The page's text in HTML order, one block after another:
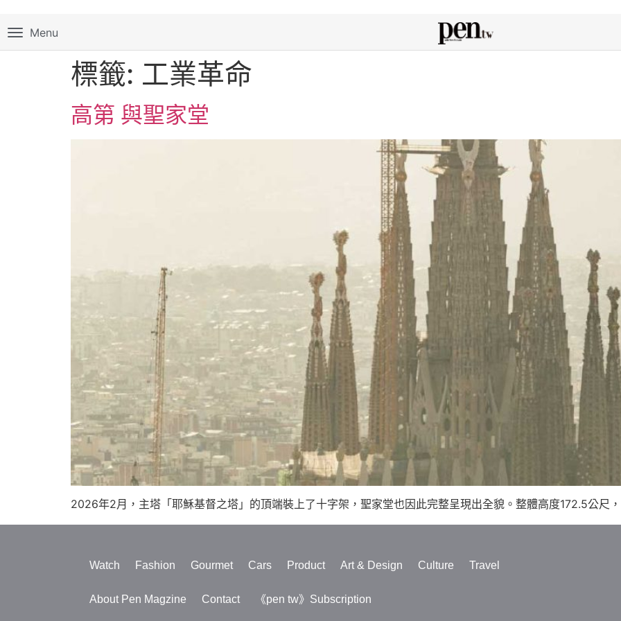
Menu
標籤: 工業革命
高第 與聖家堂
2026年2月，主塔「耶穌基督之塔」的頂端裝上了十字架，聖家堂也因此完整呈現出全貌。整體高度172.5公尺
Watch Fashion Gourmet Cars Product Art & Design Culture Travel
About Pen Magzine Contact 《pen tw》Subscription